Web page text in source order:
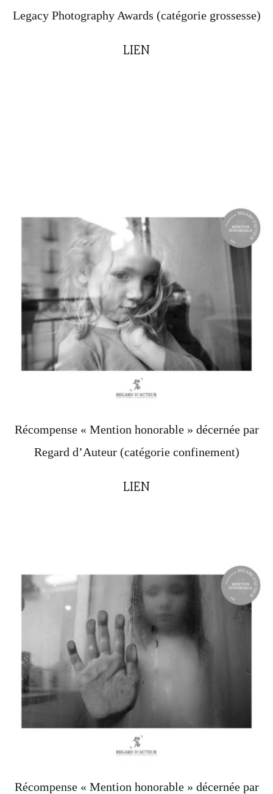
Legacy Photography Awards (catégorie grossesse)
LIEN
Récompense « Mention honorable » décernée par
Regard d’Auteur (catégorie confinement)
LIEN
Récompense « Mention honorable » décernée par